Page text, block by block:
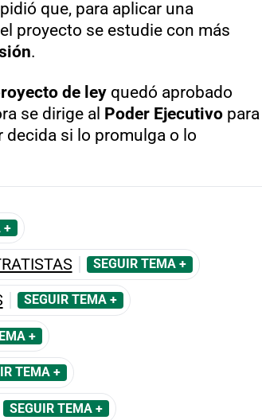
que, para aplicar una
proyecto se estudie con más
.
de leyquedó aprobado
se dirige al Poder Ejecutivopara
decida si lo promulga o lo
+
SEGUIR TEMA +
SEGUIR TEMA +
+
TEMA +
SEGUIR TEMA +